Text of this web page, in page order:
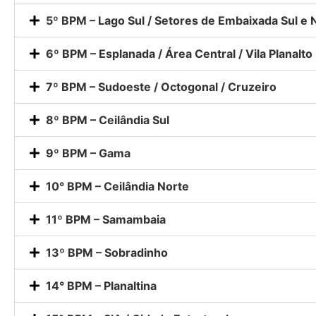
5º BPM – Lago Sul / Setores de Embaixada Sul e
6º BPM – Esplanada / Área Central / Vila Planalto
7º BPM – Sudoeste / Octogonal / Cruzeiro
8º BPM – Ceilândia Sul
9º BPM – Gama
10° BPM – Ceilândia Norte
11º BPM – Samambaia
13º BPM – Sobradinho
14° BPM – Planaltina